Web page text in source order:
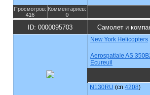
Просмотров:
416
Комментариев:
0
ID: 0000095703 Самолет и
New York Helicopters
Aerospatiale AS
Ecureuil
N130RU (cn 4208)